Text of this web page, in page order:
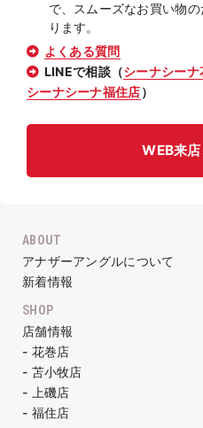
で、スムーズなお買い物
ります。
よくある質問
LINEで相談（シーナシーナ
シーナシーナ福住店）
WEB来
ABOUT
アナザーアングルについて
新着情報
SHOP
店舗情報
- 花巻店
- 苫小牧店
- 上磯店
- 福住店